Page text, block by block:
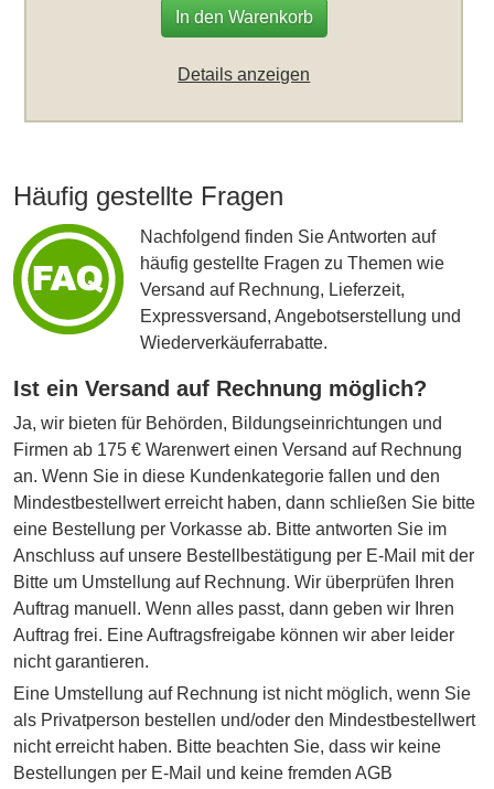
In den Warenkorb
Details anzeigen
Häufig gestellte Fragen
Nachfolgend finden Sie Antworten auf
häufig gestellte Fragen zu Themen wie
Versand auf Rechnung, Lieferzeit,
Expressversand, Angebotserstellung und
Wiederverkäuferrabatte.
Ist ein Versand auf Rechnung möglich?
Ja, wir bieten für Behörden, Bildungseinrichtungen und
Firmen ab 175 € Warenwert einen Versand auf Rechnung
an. Wenn Sie in diese Kundenkategorie fallen und den
Mindestbestellwert erreicht haben, dann schließen Sie bitte
eine Bestellung per Vorkasse ab. Bitte antworten Sie im
Anschluss auf unsere Bestellbestätigung per E-Mail mit der
Bitte um Umstellung auf Rechnung. Wir überprüfen Ihren
Auftrag manuell. Wenn alles passt, dann geben wir Ihren
Auftrag frei. Eine Auftragsfreigabe können wir aber leider
nicht garantieren.
Eine Umstellung auf Rechnung ist nicht möglich, wenn Sie
als Privatperson bestellen und/oder den Mindestbestellwert
nicht erreicht haben. Bitte beachten Sie, dass wir keine
Bestellungen per E-Mail und keine fremden AGB